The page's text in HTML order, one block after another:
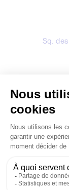
Sq.
Copyright